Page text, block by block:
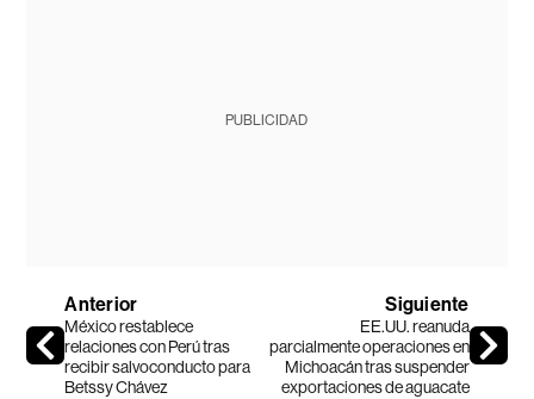
PUBLICIDAD
Anterior
México restablece
relaciones con Perú tras
recibir salvoconducto para
Betssy Chávez
Siguiente
EE.UU. reanuda
parcialmente operaciones en
Michoacán tras suspender
exportaciones de aguacate